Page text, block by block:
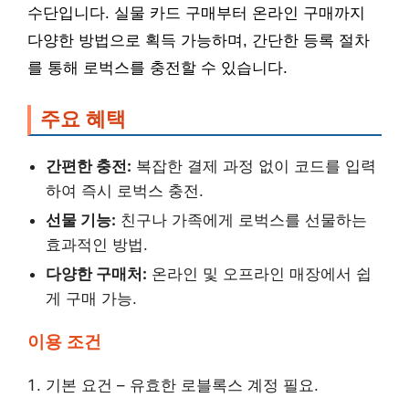
수단입니다. 실물 카드 구매부터 온라인 구매까지
다양한 방법으로 획득 가능하며, 간단한 등록 절차
를 통해 로벅스를 충전할 수 있습니다.
주요 혜택
간편한 충전: 복잡한 결제 과정 없이 코드를 입력
하여 즉시 로벅스 충전.
선물 기능: 친구나 가족에게 로벅스를 선물하는
효과적인 방법.
다양한 구매처: 온라인 및 오프라인 매장에서 쉽
게 구매 가능.
이용 조건
기본 요건 – 유효한 로블록스 계정 필요.